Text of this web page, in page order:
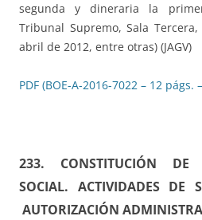
segunda y dineraria la
Tribunal Supremo, Sala
abril de 2012, entre otras) (JAGV)
PDF (BOE-A-2016-7022 – 12 págs.
233. CONSTITUCIÓN DE
SOCIAL. ACTIVIDADES DE
AUTORIZACIÓN